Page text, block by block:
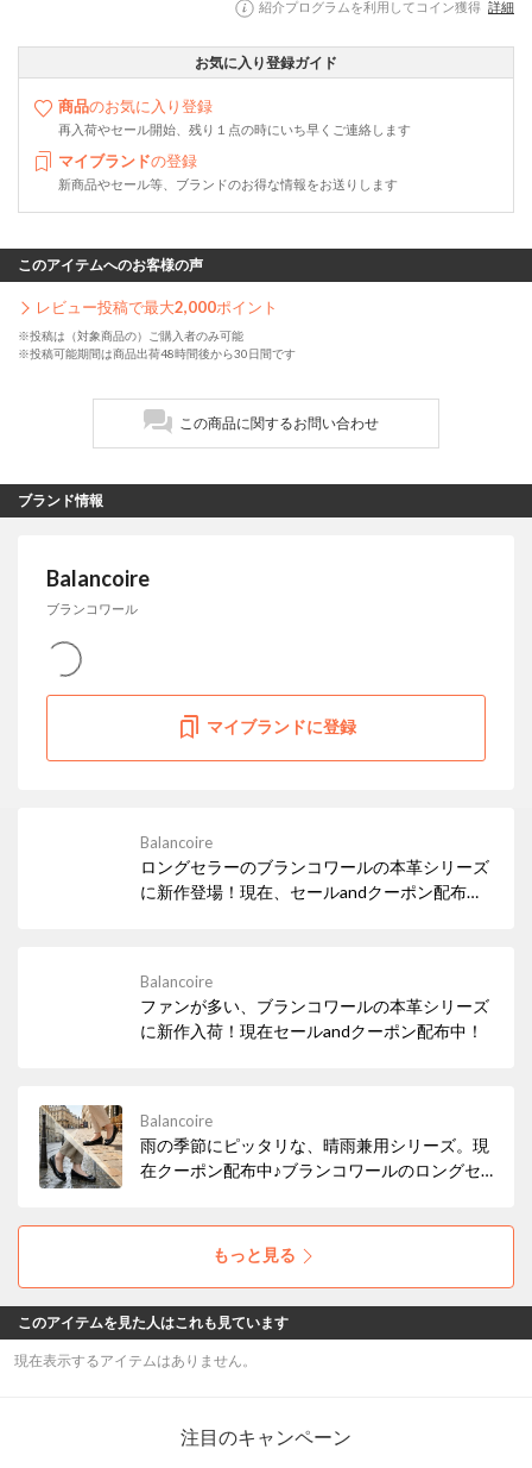
紹介プログラムを利用してコイン獲得 詳細
お気に入り登録ガイド
商品のお気に入り登録
再入荷やセール開始、残り１点の時にいち早くご連絡します
マイブランドの登録
新商品やセール等、ブランドのお得な情報をお送りします
このアイテムへのお客様の声
レビュー投稿で最大2,000ポイント
※投稿は（対象商品の）ご購入者のみ可能
※投稿可能期間は商品出荷48時間後から30日間です
この商品に関するお問い合わせ
ブランド情報
Balancoire
ブランコワール
マイブランドに登録
Balancoire
ロングセラーのブランコワールの本革シリーズ
に新作登場！現在、セールandクーポン配布
Balancoire
ファンが多い、ブランコワールの本革シリーズ
に新作入荷！現在セールandクーポン配布中！
Balancoire
雨の季節にピッタリな、晴雨兼用シリーズ。現
在クーポン配布中♪ブランコワールのロングセ
もっと見る
このアイテムを見た人はこれも見ています
現在表示するアイテムはありません。
注目のキャンペーン